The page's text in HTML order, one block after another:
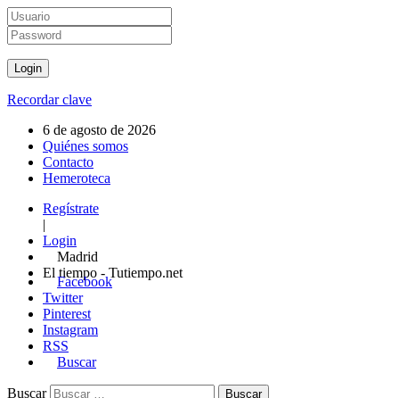
Recordar clave
6 de agosto de 2026
Quiénes somos
Contacto
Hemeroteca
Regístrate
|
Login
Madrid
El tiempo - Tutiempo.net
Facebook
Twitter
Pinterest
Instagram
RSS
Buscar
Buscar